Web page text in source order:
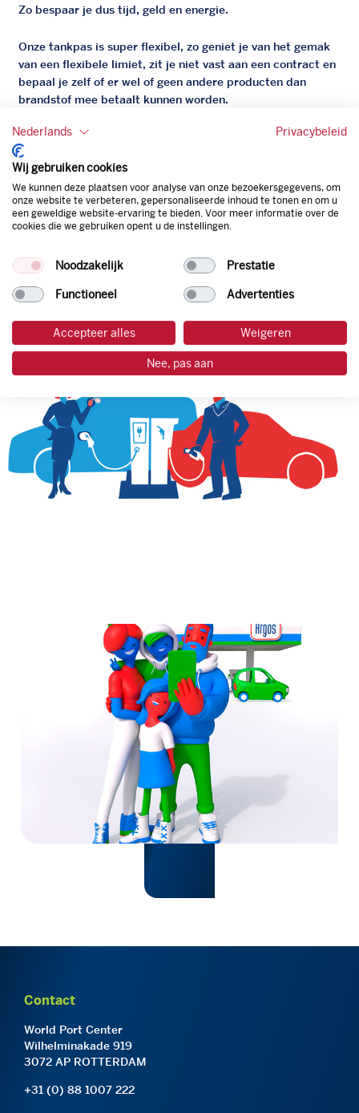
Zo bespaar je dus tijd, geld en energie.
Onze tankpas is super flexibel, zo geniet je van het gemak
van een flexibele limiet, zit je niet vast aan een contract en
bepaal je zelf of er wel of geen andere producten dan
brandstof mee betaalt kunnen worden.
korting. Mocht de pompprijs toch lager zijn dan betaal je
natuurlijk de prijs aan de pomp. Zo ben je altijd verzekerd
van de laagste prijs.
tankpas aanvragen
laadpas aanvragen
Contact
World Port Center
Wilhelminakade 919
3072 AP ROTTERDAM
+31 (0) 88 1007 222
Nederlands Privacybeleid
Wij gebruiken cookies
We kunnen deze plaatsen voor analyse van onze bezoekersgegevens, om
onze website te verbeteren, gepersonaliseerde inhoud te tonen en om u
een geweldige website-ervaring te bieden. Voor meer informatie over de
cookies die we gebruiken opent u de instellingen.
Noodzakelijk Prestatie
Functioneel Advertenties
Accepteer alles Weigeren
Nee, pas aan